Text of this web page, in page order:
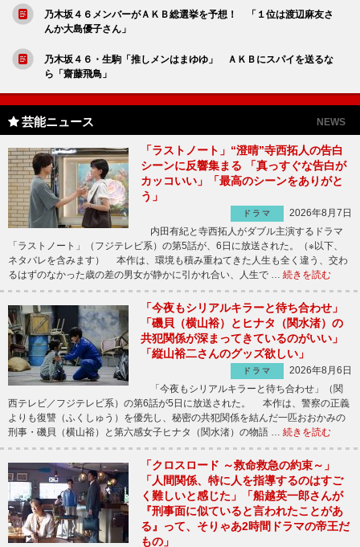
乃木坂４６メンバーがＡＫＢ総選挙を予想！ 「１位は渡辺麻友さ
んか大島優子さん」
乃木坂４６・生駒「推しメンはまゆゆ」 ＡＫＢにスパイを送るな
ら「齋藤飛鳥」
芸能ニュース NEWS
「ラストノート」“澄晴”寺西拓人の告白
シーンに反響集まる 「真っすぐな告白が
カッコいい」「最高のシーンをありがと
う」
ドラマ
2026年8月7日
内田有紀と寺西拓人がダブル主演するドラマ
「ラストノート」（フジテレビ系）の第5話が、6日に放送された。（※以下、
ネタバレを含みます） 本作は、環境も積み重ねてきた人生も全く違う、交わ
るはずのなかった歳の差の男女が静かに引かれ合い、人生で … 続きを読む
「今夜もシリアルキラーと待ち合わせ」
「磯貝（横山裕）とヒナタ（関水渚）の
共犯関係が深まってきているのがいい」
「縦山裕二さんのグッズ欲しい」
ドラマ
2026年8月6日
「今夜もシリアルキラーと待ち合わせ」（関
西テレビ／フジテレビ系）の第6話が5日に放送された。 本作は、警察の正義
よりも復讐（ふくしゅう）を優先し、秘密の共犯関係を結んだ一匹おおかみの
刑事・磯貝（横山裕）と第六感女子ヒナタ（関水渚）の物語 … 続きを読む
「クロスロード ～救命救急の約束～」
「人間関係、特に人を指導するのはすご
く難しいと感じた」「船越英一郎さんが
『刑事面に似ていると言われたことがあ
る』って、そりゃあ2時間ドラマの帝王だ
もの」